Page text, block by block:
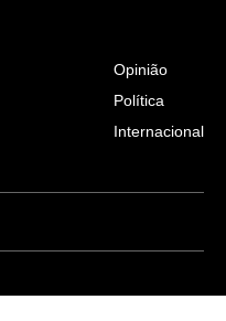
Opinião
Política
Internacional